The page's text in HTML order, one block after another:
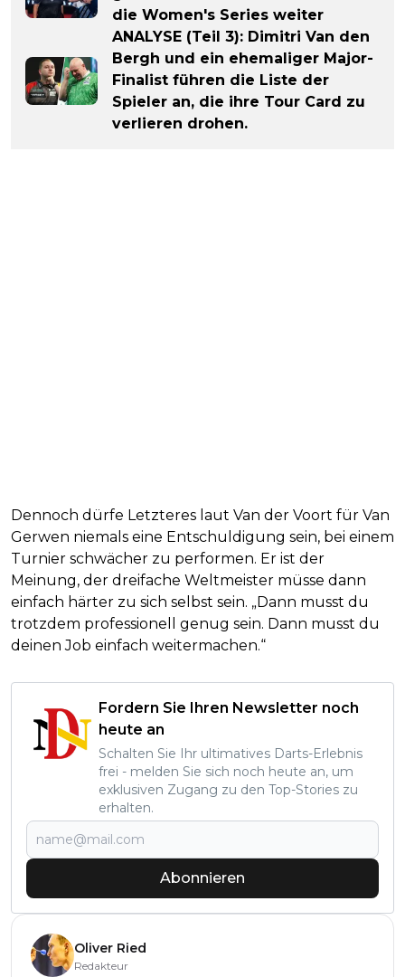
die Women's Series weiter
ANALYSE (Teil 3): Dimitri Van den
Bergh und ein ehemaliger Major-
Finalist führen die Liste der
Spieler an, die ihre Tour Card zu
verlieren drohen.
Dennoch dürfe Letzteres laut Van der Voort für Van
Gerwen niemals eine Entschuldigung sein, bei einem
Turnier schwächer zu performen. Er ist der
Meinung, der dreifache Weltmeister müsse dann
einfach härter zu sich selbst sein. „Dann musst du
trotzdem professionell genug sein. Dann musst du
deinen Job einfach weitermachen.“
Fordern Sie Ihren Newsletter noch
heute an
Schalten Sie Ihr ultimatives Darts-Erlebnis
frei - melden Sie sich noch heute an, um
exklusiven Zugang zu den Top-Stories zu
erhalten.
Abonnieren
Oliver Ried
Redakteur